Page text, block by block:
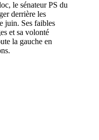
le sénateur PS du
derrière les
juin. Ses faibles
et sa volonté
la gauche en